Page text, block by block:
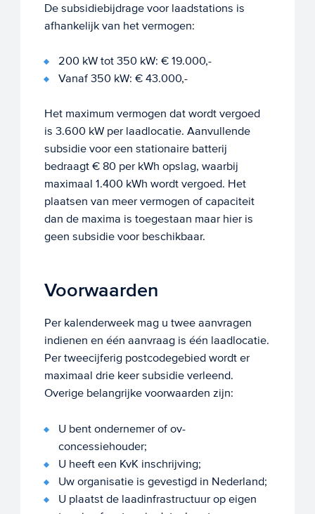
De subsidiebijdrage voor laadstations is
afhankelijk van het vermogen:
200 kW tot 350 kW: € 19.000,-
Vanaf 350 kW: € 43.000,-
Het maximum vermogen dat wordt vergoed
is 3.600 kW per laadlocatie. Aanvullende
subsidie voor een stationaire batterij
bedraagt € 80 per kWh opslag, waarbij
maximaal 1.400 kWh wordt vergoed. Het
plaatsen van meer vermogen of capaciteit
dan de maxima is toegestaan maar hier is
geen subsidie voor beschikbaar.
Voorwaarden
Per kalenderweek mag u twee aanvragen
indienen en één aanvraag is één laadlocatie.
Per tweecijferig postcodegebied wordt er
maximaal drie keer subsidie verleend.
Overige belangrijke voorwaarden zijn:
U bent ondernemer of ov-
concessiehouder;
U heeft een KvK inschrijving;
Uw organisatie is gevestigd in Nederland;
U plaatst de laadinfrastructuur op eigen